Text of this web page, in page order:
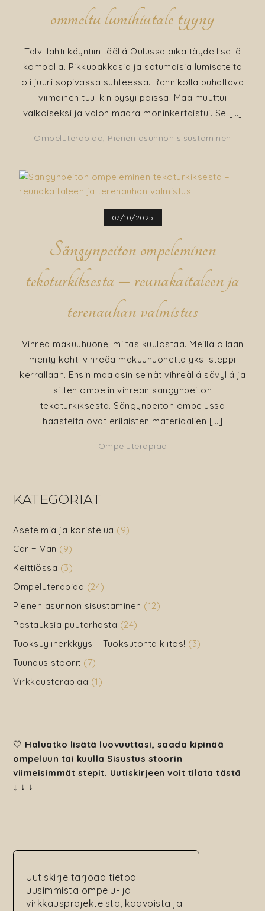
ommeltu lumihiutale tyyny
Talvi lähti käyntiin täällä Oulussa aika täydellisellä
kombolla. Pikkupakkasia ja satumaisia lumisateita
oli juuri sopivassa suhteessa. Rannikolla puhaltava
viimainen tuulikin pysyi poissa. Maa muuttui
valkoiseksi ja valon määrä moninkertaistui. Se […]
Ompeluterapiaa, Pienen asunnon sisustaminen
07/10/2025
Sängynpeiton ompeleminen
tekoturkiksesta – reunakaitaleen ja
terenauhan valmistus
Vihreä makuuhuone, miltäs kuulostaa. Meillä ollaan
menty kohti vihreää makuuhuonetta yksi steppi
kerrallaan. Ensin maalasin seinät vihreällä sävyllä ja
sitten ompelin vihreän sängynpeiton
tekoturkiksesta. Sängynpeiton ompelussa
haasteita ovat erilaisten materiaalien […]
Ompeluterapiaa
KATEGORIAT
Asetelmia ja koristelua (9)
Car + Van (9)
Keittiössä (3)
Ompeluterapiaa (24)
Pienen asunnon sisustaminen (12)
Postauksia puutarhasta (24)
Tuoksuyliherkkyys – Tuoksutonta kiitos! (3)
Tuunaus stoorit (7)
Virkkausterapiaa (1)
🤍 Haluatko lisätä luovuuttasi, saada kipinää
ompeluun tai kuulla Sisustus stoorin
viimeisimmät stepit. Uutiskirjeen voit tilata tästä
↓ ↓ ↓ .
Uutiskirje tarjoaa tietoa
uusimmista ompelu- ja
virkkausprojekteista, kaavoista ja